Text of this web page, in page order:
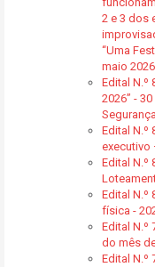
2 e 3 dos
“Uma
maio 2026
Edital N.º
2026” -
Edital N.º
executivo
Edital N.º
Edital N.º
física -
Edital N.º
do mês
Edital N.º